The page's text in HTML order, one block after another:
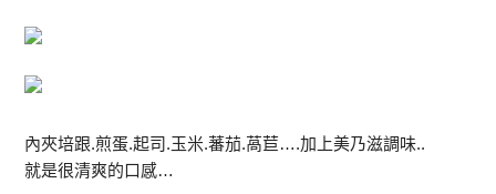
內夾培跟.煎蛋.起司.玉米.蕃茄.萵苣….加上美乃滋調味..
就是很清爽的口感…